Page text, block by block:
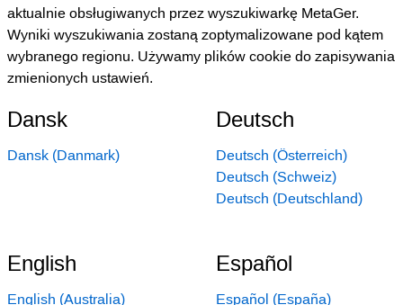
aktualnie obsługiwanych przez wyszukiwarkę MetaGer.
Wyniki wyszukiwania zostaną zoptymalizowane pod kątem
wybranego regionu. Używamy plików cookie do zapisywania
zmienionych ustawień.
Dansk
Dansk (Danmark)
Deutsch
Deutsch (Österreich)
Deutsch (Schweiz)
Deutsch (Deutschland)
English
English (Australia)
Español
Español (España)